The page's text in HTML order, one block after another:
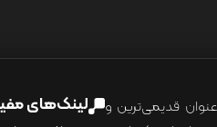
قدیمی‌ترین و
لینک‌های